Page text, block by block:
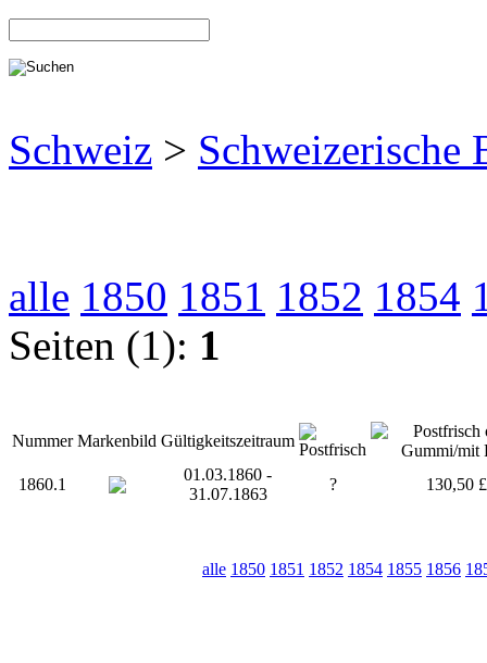
Schweiz > Schweizerische
alle 1850 1851 1852 1854
Seiten (1): 1
Nummer Markenbild Gültigkeitszeitraum
1860.1
01.03.1860 -
31.07.1863
? 130,50 £
alle 1850 1851 1852 1854 1855 1856